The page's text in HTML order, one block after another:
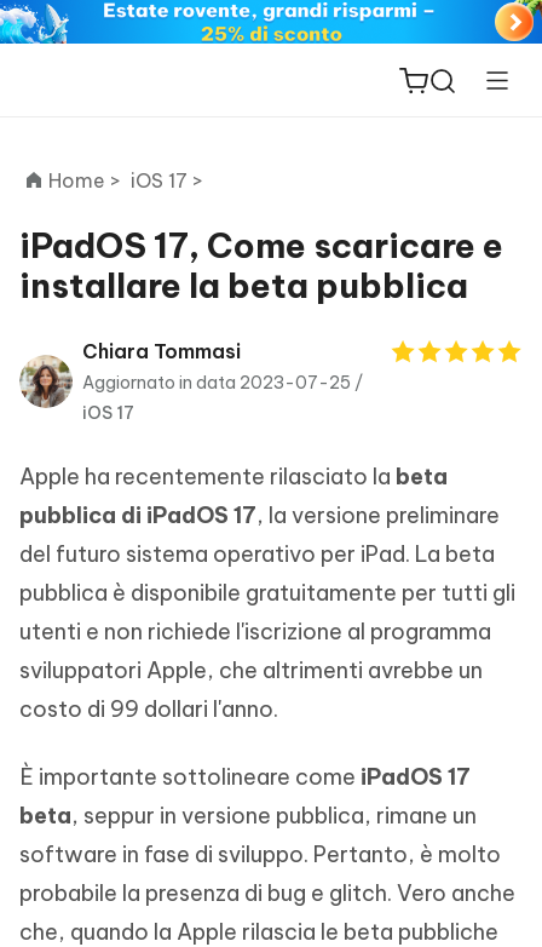
ReiBoot
PDNob
PDF
iAnyGo
Home > iOS 17 >
iPadOS 17, Come scaricare e
installare la beta pubblica
Chiara Tommasi
Aggiornato in data 2023-07-25 /
iOS 17
Apple ha recentemente rilasciato la beta
pubblica di iPadOS 17, la versione preliminare
del futuro sistema operativo per iPad. La beta
pubblica è disponibile gratuitamente per tutti gli
utenti e non richiede l'iscrizione al programma
sviluppatori Apple, che altrimenti avrebbe un
costo di 99 dollari l'anno.
È importante sottolineare come iPadOS 17
beta, seppur in versione pubblica, rimane un
software in fase di sviluppo. Pertanto, è molto
probabile la presenza di bug e glitch. Vero anche
che, quando la Apple rilascia le beta pubbliche